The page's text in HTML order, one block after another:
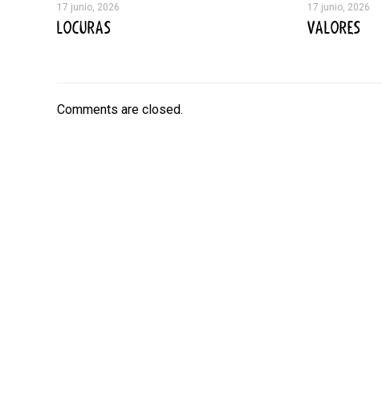
17 junio, 2026
LOCURAS
17 junio, 2026
VALORES
Comments are closed.